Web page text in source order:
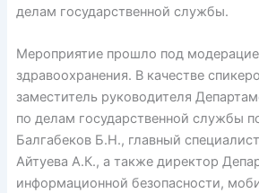
делам государственной службы.
Мероприятие прошло под
здравоохранения. В качестве
заместитель руководителя
по делам государственной службы
Балгабеков Б.Н., главный
Айтуева А.К., а также директор
информационной безопасности,